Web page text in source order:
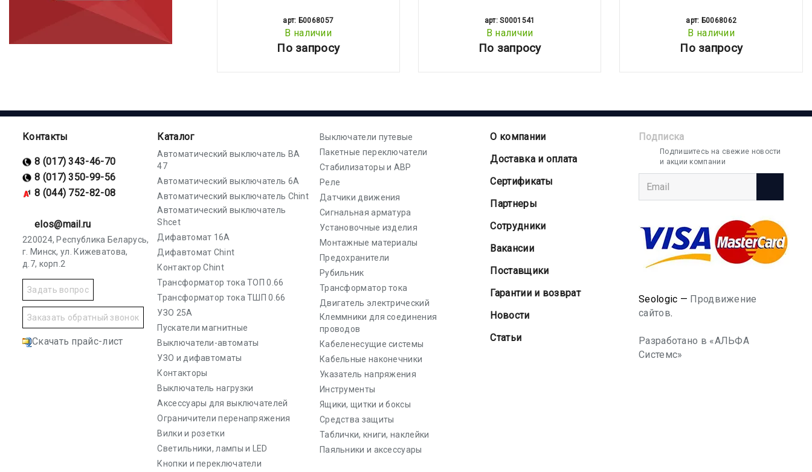
арт: Б0068057
В наличии
По запросу
арт: S0001541
В наличии
По запросу
арт: Б0068062
В наличии
По запросу
Контакты
8 (017) 343-46-70
8 (017) 350-99-56
8 (044) 752-82-08
elos@mail.ru
220024, Республика Беларусь,
г. Минск, ул. Кижеватова,
д.7, корп.2
Задать вопрос
Заказать обратный звонок
Скачать прайс-лист
Подписка
Подпишитесь на свежие новости
и акции компании
Seologic — Продвижение
сайтов.
Разработано в «АЛЬФА
Системс»
Каталог
Автоматический выключатель ВА
47
Автоматический выключатель 6А
Автоматический выключатель Chint
Автоматический выключатель
Shcet
Дифавтомат 16А
Дифавтомат Chint
Контактор Chint
Трансформатор тока ТОП 0.66
Трансформатор тока ТШП 0.66
УЗО 25А
Пускатели магнитные
Выключатели-автоматы
УЗО и дифавтоматы
Контакторы
Выключатель нагрузки
Аксессуары для выключателей
Ограничители перенапряжения
Вилки и розетки
Светильники, лампы и LED
Кнопки и переключатели
Выключатели путевые
Пакетные переключатели
Стабилизаторы и АВР
Реле
Датчики движения
Сигнальная арматура
Установочные изделия
Монтажные материалы
Предохранители
Рубильник
Трансформатор тока
Двигатель электрический
Клеммники для соединения
проводов
Кабеленесущие системы
Кабельные наконечники
Указатель напряжения
Инструменты
Ящики, щитки и боксы
Средства защиты
Таблички, книги, наклейки
Паяльники и аксессуары
О компании
Доставка и оплата
Cертификаты
Партнеры
Сотрудники
Вакансии
Поставщики
Гарантии и возврат
Новости
Статьи